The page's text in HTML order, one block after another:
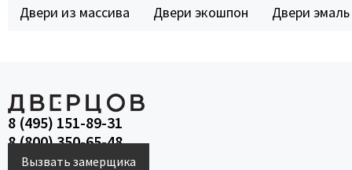
Двери из массива Двери экошпон Двери эмаль
8 (495) 151-89-31
8 (800) 350-65-48
Вызвать замерщика